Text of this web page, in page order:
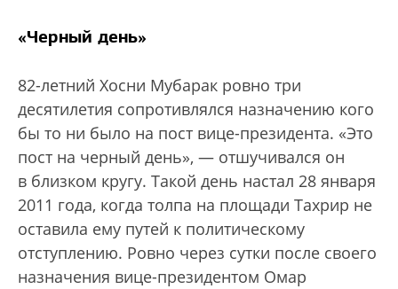
«Черный день»
82-летний Хосни Мубарак ровно три
десятилетия сопротивлялся назначению кого
бы то ни было на пост вице-президента. «Это
пост на черный день», — отшучивался он
в близком кругу. Такой день настал 28 января
2011 года, когда толпа на площади Тахрир не
оставила ему путей к политическому
отступлению. Ровно через сутки после своего
назначения вице-президентом Омар